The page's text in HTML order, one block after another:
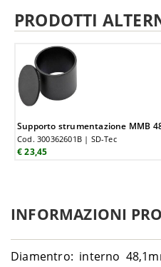
PRODOTTI
Supporto strumentazione MMB
Cod. 300362601B | SD-Tec
€ 23,45
INFORMAZIONI
Diamentro: interno